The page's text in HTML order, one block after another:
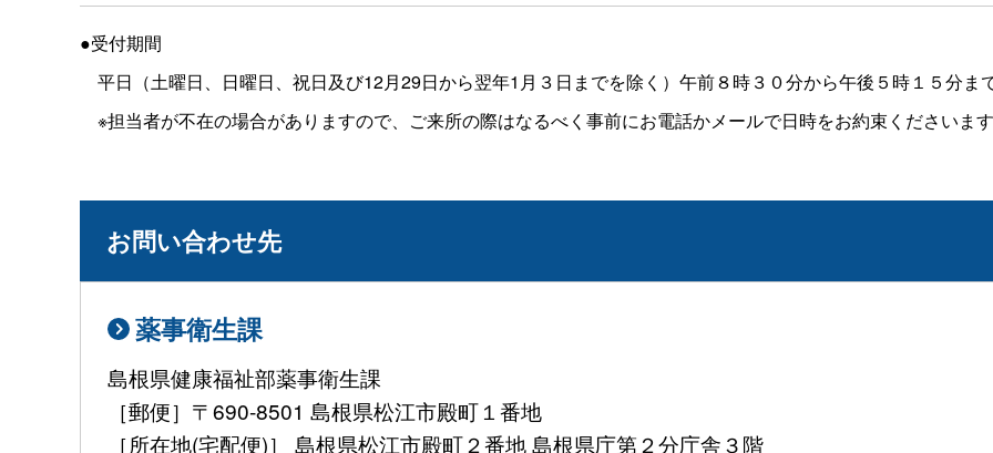
●受付期間
平日（土曜日、日曜日、祝日及び12月29日から翌年1月３日までを除く）午前８時３０分から午後５時１５分ま
※担当者が不在の場合がありますので、ご来所の際はなるべく事前にお電話かメールで日時をお約束くださいます
お問い合わせ先
薬事衛生課
島根県健康福祉部薬事衛生課
［郵便］〒690-8501 島根県松江市殿町１番地
［所在地(宅配便)］ 島根県松江市殿町２番地 島根県庁第２分庁舎３階